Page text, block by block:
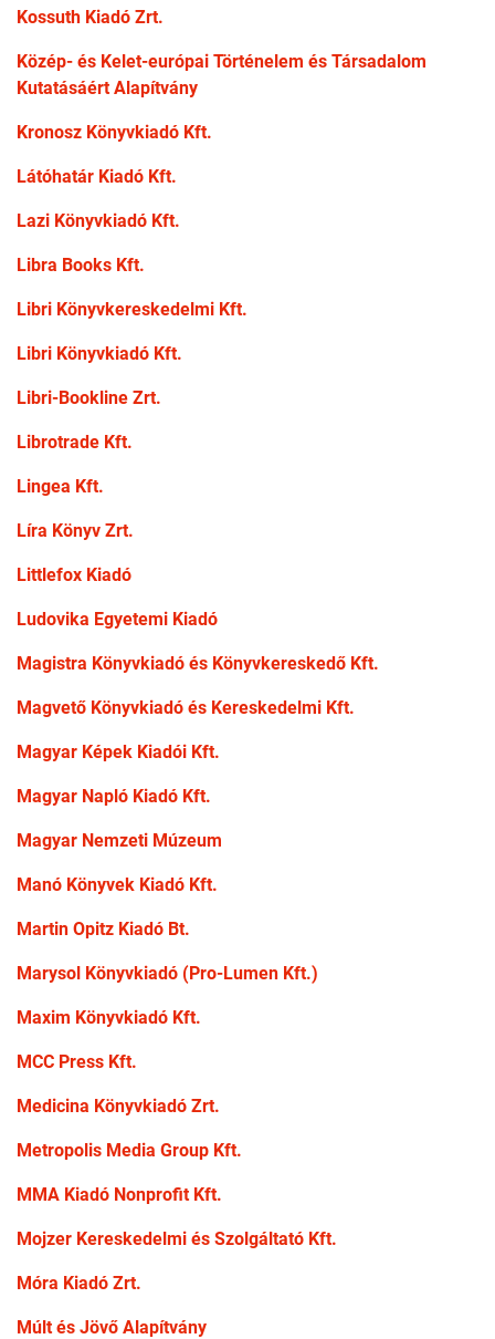
Kossuth Kiadó Zrt.
Közép- és Kelet-európai Történelem és Társadalom
Kutatásáért Alapítvány
Kronosz Könyvkiadó Kft.
Látóhatár Kiadó Kft.
Lazi Könyvkiadó Kft.
Libra Books Kft.
Libri Könyvkereskedelmi Kft.
Libri Könyvkiadó Kft.
Libri-Bookline Zrt.
Librotrade Kft.
Lingea Kft.
Líra Könyv Zrt.
Littlefox Kiadó
Ludovika Egyetemi Kiadó
Magistra Könyvkiadó és Könyvkereskedő Kft.
Magvető Könyvkiadó és Kereskedelmi Kft.
Magyar Képek Kiadói Kft.
Magyar Napló Kiadó Kft.
Magyar Nemzeti Múzeum
Manó Könyvek Kiadó Kft.
Martin Opitz Kiadó Bt.
Marysol Könyvkiadó (Pro-Lumen Kft.)
Maxim Könyvkiadó Kft.
MCC Press Kft.
Medicina Könyvkiadó Zrt.
Metropolis Media Group Kft.
MMA Kiadó Nonprofit Kft.
Mojzer Kereskedelmi és Szolgáltató Kft.
Móra Kiadó Zrt.
Múlt és Jövő Alapítvány